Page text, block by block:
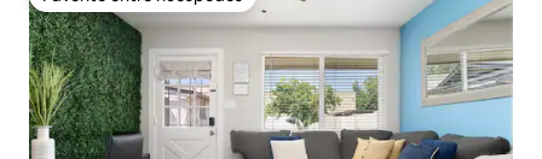
Favorito entre huéspedes